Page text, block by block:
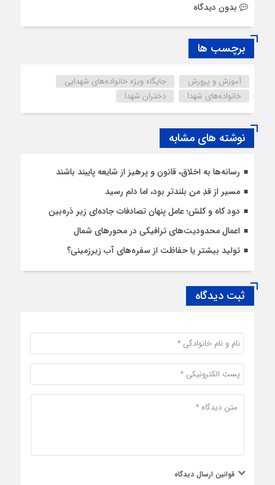
بدون دیدگاه
برچسب ها
آموزش و پرورش
جایگاه ویژه خانواده‌های شهدایی
خانواده‌های شهدا
دختران شهدا
نوشته های مشابه
رسانه‌ها به اخلاق، قانون و پرهیز از شایعه پایبند باشند
مسیر از قدِ من بلندتر بود، اما دلم رسید
دود کاه و کلش؛ عامل پنهان تصادفات جاده‌ای زیر ذره‌بین
اعمال محدودیت‌‌های ترافیکی در محورهای شمال
تولید بیشتر یا حفاظت از سفره‌های آب زیرزمینی؟
ثبت دیدگاه
قوانین ارسال دیدگاه